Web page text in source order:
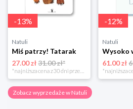
-13%
Natuli
Miś patrzy! Tatarak
27.00 zł31.00 zł*
*najniższa cena z 30 dni przed obniżką
-12%
Natuli
61.00 zł
Zobacz wyprzedaże w Natuli